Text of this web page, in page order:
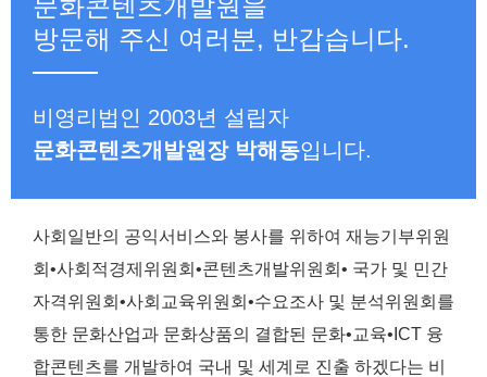
문화콘텐츠개발원을
방문해 주신 여러분, 반갑습니다.
비영리법인 2003년 설립자
문화콘텐츠개발원장 박해동입니다.
사회일반의 공익서비스와 봉사를 위하여 재능기부위원
회•사회적경제위원회•콘텐츠개발위원회• 국가 및 민간
자격위원회•사회교육위원회•수요조사 및 분석위원회를
통한 문화산업과 문화상품의 결합된 문화•교육•ICT 융
합콘텐츠를 개발하여 국내 및 세계로 진출 하겠다는 비